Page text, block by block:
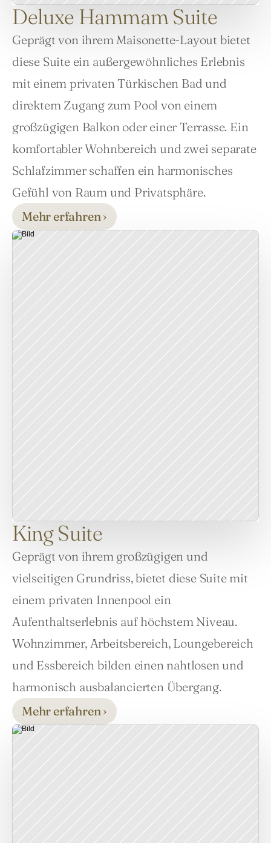
Deluxe Hammam Suite
Geprägt von ihrem Maisonette-Layout bietet
diese Suite ein außergewöhnliches Erlebnis
mit einem privaten Türkischen Bad und
direktem Zugang zum Pool von einem
großzügigen Balkon oder einer Terrasse. Ein
komfortabler Wohnbereich und zwei separate
Schlafzimmer schaffen ein harmonisches
Gefühl von Raum und Privatsphäre.
Mehr erfahren ›
King Suite
Geprägt von ihrem großzügigen und
vielseitigen Grundriss, bietet diese Suite mit
einem privaten Innenpool ein
Aufenthaltserlebnis auf höchstem Niveau.
Wohnzimmer, Arbeitsbereich, Loungebereich
und Essbereich bilden einen nahtlosen und
harmonisch ausbalancierten Übergang.
Mehr erfahren ›